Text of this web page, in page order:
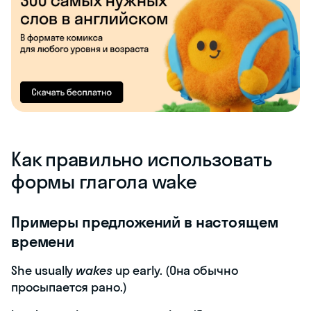
Как правильно использовать
формы глагола wake
Примеры предложений в настоящем
времени
She usually wakes up early. (Она обычно
просыпается рано.)